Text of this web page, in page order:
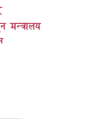
मन्त्रालय